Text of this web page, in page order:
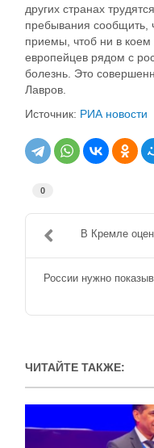
других странах
пребывания сообщить,
приемы, чтоб ни в
европейцев рядом с
болезнь. Это
Лавров.
Источник: РИА новости
0
В Кремле
России нужно
ЧИТАЙТЕ ТАКЖЕ: